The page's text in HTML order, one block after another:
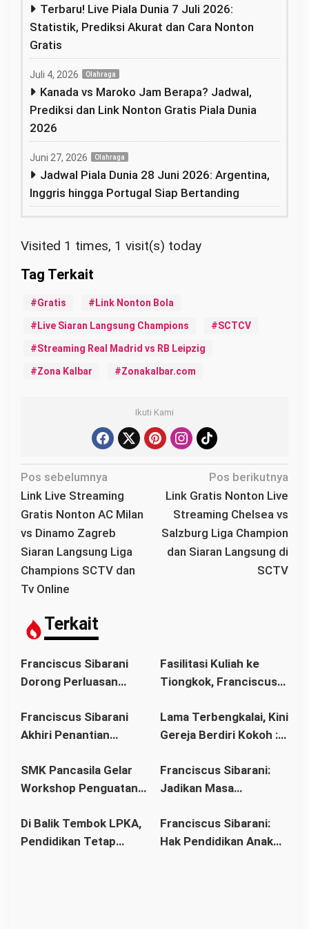
Terbaru! Live Piala Dunia 7 Juli 2026:
Statistik, Prediksi Akurat dan Cara Nonton
Gratis
Juli 4, 2026 Olahraga
Kanada vs Maroko Jam Berapa? Jadwal,
Prediksi dan Link Nonton Gratis Piala Dunia
2026
Juni 27, 2026 Olahraga
Jadwal Piala Dunia 28 Juni 2026: Argentina,
Inggris hingga Portugal Siap Bertanding
Visited 1 times, 1 visit(s) today
Gratis Link Nonton Bola
Live Siaran Langsung Champions SCTCV
Streaming Real Madrid vs RB Leipzig
Zona Kalbar Zonakalbar.com
Ikuti Kami
N
a
v
i
g
a
s
o
s
Pos sebelumnya
Link Live Streaming
Gratis Nonton AC Milan
vs Dinamo Zagreb
Siaran Langsung Liga
Champions SCTV dan
Tv Online
Pos berikutnya
Link Gratis Nonton Live
Streaming Chelsea vs
Salzburg Liga Champion
dan Siaran Langsung di
SCTV
Terkait
Franciscus Sibarani
Dorong Perluasan
sebagai Upaya Cegah
Pernikahan Dini di
Fasilitasi Kuliah ke
Tiongkok, Franciscus
Tua Dukung Pendidikan
Anak
Franciscus Sibarani
Akhiri Penantian
Bawat Keuskupan
Agung Pontianak,
Berdiri
Lama Terbengkalai, Kini
Gereja Berdiri Kokoh :
Wujudkan Politik
Bonum Commune di
Pahonk LANDAK
SMK Pancasila Gelar
Workshop Penguatan
Standar Nasional
Pendidikan
Franciscus Sibarani:
Jadikan Masa
Titik Balik Menata
Masa Depan
Di Balik Tembok LPKA,
Pendidikan Tetap
Franciscus Sibarani:
Hak Pendidikan Anak